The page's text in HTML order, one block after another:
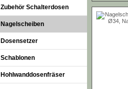
Zubehör Schalterdosen
Nagelscheiben
Dosensetzer
Schablonen
Hohlwanddosenfräser